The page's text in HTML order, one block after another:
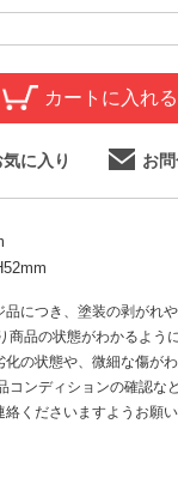
カートに入れる
気に入り お
につき、塗装の剥がれ
商品の状態がわかるよう
化の状態や、微細な傷が
コンディションの確認な
くださいますようお願い